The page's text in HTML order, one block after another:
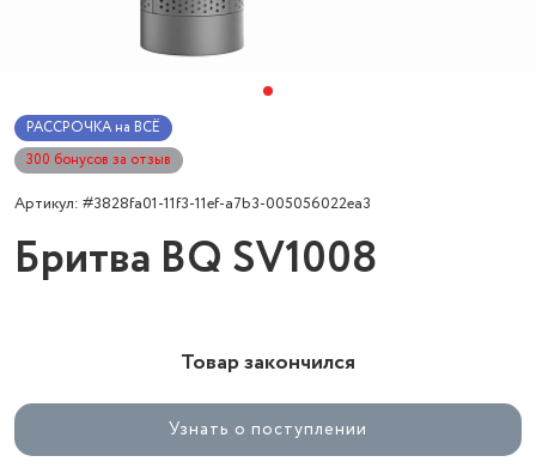
РАССРОЧКА на ВСЁ
300 бонусов за отзыв
Артикул: #3828fa01-11f3-11ef-a7b3-005056022ea3
Бритва BQ SV1008
Товар закончился
Узнать о поступлении